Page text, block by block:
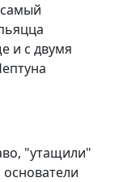
самый
и с двумя
"утащили"